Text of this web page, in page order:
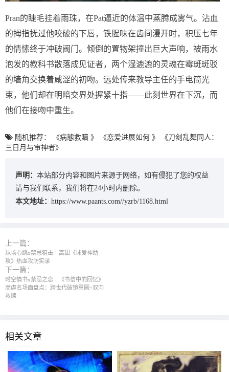
Pran的睫毛挂着雨珠，在Pat逼近的体温中蒸腾成雾气。沾血
的拇指抚过他咬破的下唇，铁腥味在齿间漫开时，积压七年
的情愫终于冲破阀门。倾倒的置物架撞出巨大声响，被雨水
泡发的教科书散落成见证者，两个湿漉漉的灵魂在霉斑斑驳
的墙角交换着咸涩的初吻。远处传来教导主任的手电筒光
束，他们却在明暗交界处握紧十指——此刻世界在下沉，而
他们在接吻中重生。
随机推荐： 《病態救贖 》 《恋爱进展如何 》
《刀剑乱舞同人：
三日月与审神者》
声明： 本站部分内容和图片来源于网络，如有侵犯了您的权益
请与我们联系，我们将在24小时内删除。
本文地址： https://www.paants.com//yzrb/1168.html
上一篇：
球场心跳x禁忌狙击｜高甜《球爱神助
攻》热血攻防实录
下一篇：
时空情书x禁忌之恋｜《书信中的回忆》
高虐名场面盘点：跨世代破镜重圆+双向
救赎
相关文章